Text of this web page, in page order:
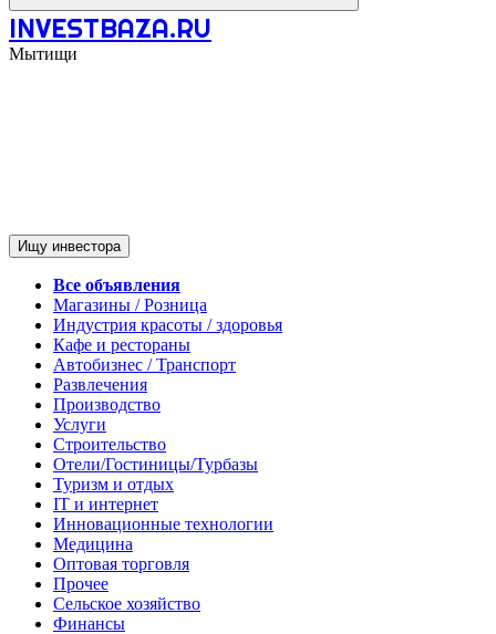
INVESTBAZA.RU
Мытищи
Ищу инвестора
Все объявления
Магазины / Розница
Индустрия красоты / здоровья
Кафе и рестораны
Автобизнес / Транспорт
Развлечения
Производство
Услуги
Строительство
Отели/Гостиницы/Турбазы
Туризм и отдых
IT и интернет
Инновационные технологии
Медицина
Оптовая торговля
Прочее
Сельское хозяйство
Финансы